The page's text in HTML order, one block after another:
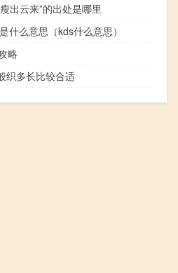
出云来”的出处是哪里
什么意思（kds什么意思）
略
织多长比较合适